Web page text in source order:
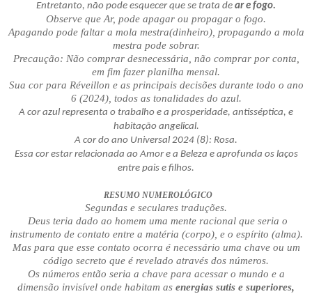
Entretanto, não pode esquecer que se trata de ar e fogo.
Observe que Ar, pode apagar ou propagar o fogo.
Apagando pode faltar a mola mestra(dinheiro), propagando a mola
mestra pode sobrar.
Precaução: Não comprar desnecessária, não comprar por conta,
em fim fazer planilha mensal.
Sua cor para Réveillon e as principais decisões durante todo o ano
6 (2024), todos as tonalidades do azul.
A cor azul representa o trabalho e a prosperidade, antisséptica, e
habitação angelical.
A cor do ano Universal 2024 (8): Rosa.
Essa cor estar relacionada ao Amor e a Beleza e aprofunda os laços
entre pais e filhos.
RESUMO NUMEROLÓGICO
Segundas e seculares traduções.
Deus teria dado ao homem uma mente racional que seria o
instrumento de contato entre a matéria (corpo), e o espírito (alma).
Mas para que esse contato ocorra é necessário uma chave ou um
código secreto que é revelado através dos números.
Os números então seria a chave para acessar o mundo e a
dimensão invisível onde habitam as energias sutis e superiores,